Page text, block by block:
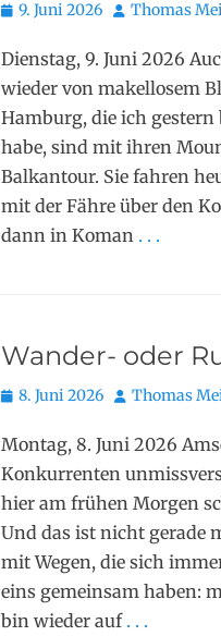
Posted
9. Juni 2026 Autor
Thomas
Dienstag, 9. Juni 2026
wieder von makellosem
Hamburg, die ich
habe, sind mit ihren
Balkantour. Sie fahren
mit der Fähre über den
dann in Koman . . .
Wander- oder
Posted
8. Juni 2026 Autor
Thomas
Montag, 8. Juni 2026
Konkurrenten
hier am frühen Morgen
Und das ist nicht gerade
mit Wegen, die sich
eins gemeinsam haben:
bin wieder auf . . .